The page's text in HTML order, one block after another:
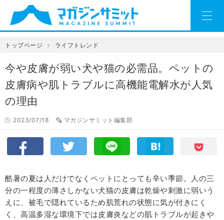
トップページ ライフトレンド
今や皮膚が弱い犬や猫の必需品。ペットの
皮膚病や肌トラブルに高機能電解水が人気
の理由
2023/07/18 マガジンサミット編集部
酷暑の夏は人だけでなくペットにとっても辛い季節。人の三
分の一程度の薄さしかない犬猫の皮膚は乾燥や刺激に弱いう
えに、被毛で隠れているため肌荒れの状態に気が付きにく
く、高温多湿な環境下では皮膚炎などの肌トラブルが起きや